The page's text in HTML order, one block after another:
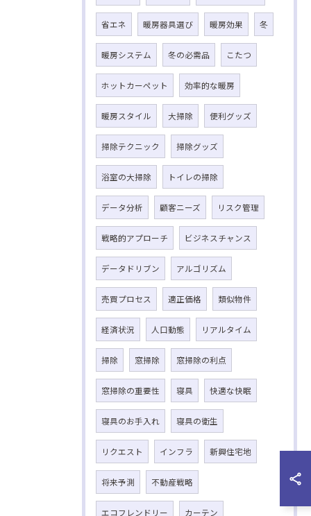
省エネ 暖房器具選び 暖房効果 冬
暖房システム 冬の必需品 こたつ
ホットカーペット 効率的な暖房
暖房スタイル 大掃除 便利グッズ
掃除テクニック 掃除グッズ
浴室の大掃除 トイレの掃除
データ分析 顧客ニーズ リスク管理
戦略的アプローチ ビジネスチャンス
データドリブン アルゴリズム
売買プロセス 適正価格 類似物件
経済状況 人口動態 リアルタイム
掃除 窓掃除 窓掃除の利点
窓掃除の重要性 寝具 快適な快眠
寝具のお手入れ 寝具の衛生
リクエスト インフラ 新興住宅地
将来予測 不動産戦略
エコフレンドリー カーテン